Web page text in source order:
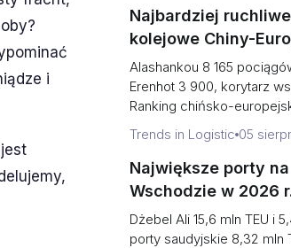
i
Najbardziej
kolejowe Chiny-
roku,
ryzyko zatorów)
Alashankou 8 165
Erenhot 3 900, korytarz
Ranking chińsko-
Trends in Logistic 05
Największe porty
Wschodzie w 2026
uszeregowane
narażenie na
Dżebel Ali 15,6 mln TEU i
porty saudyjskie 8,32 mln